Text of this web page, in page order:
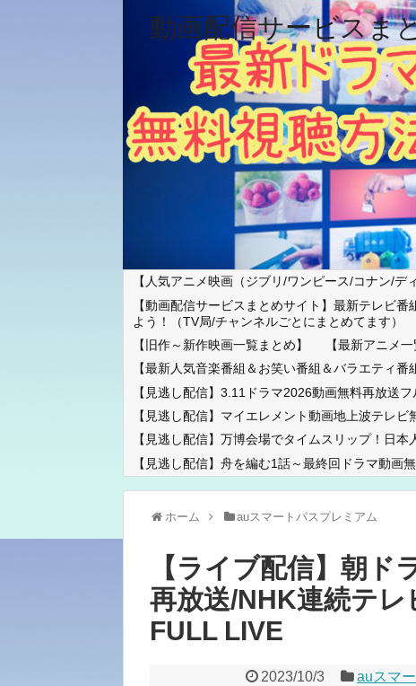
動画配信サービスま
【人気アニメ映画（ジブリ/ワンピース/コナン/デ
【動画配信サービスまとめサイト】最新テレビ
よう！（TV局/チャンネルごとにまとめてます）
【旧作～新作映画一覧まとめ】
【最新アニメ一
【最新人気音楽番組＆お笑い番組＆バラエティ番
【見逃し配信】3.11ドラマ2026動画無料再放送
【見逃し配信】マイエレメント動画地上波テレ
【見逃し配信】万博会場でタイムスリップ！日
【見逃し配信】舟を編む1話～最終回ドラマ動画
ホーム auスマートパスプレミアム
【ライブ配信】朝ド
再放送/NHK連続テレ
FULL LIVE
2023/10/3 auスマ